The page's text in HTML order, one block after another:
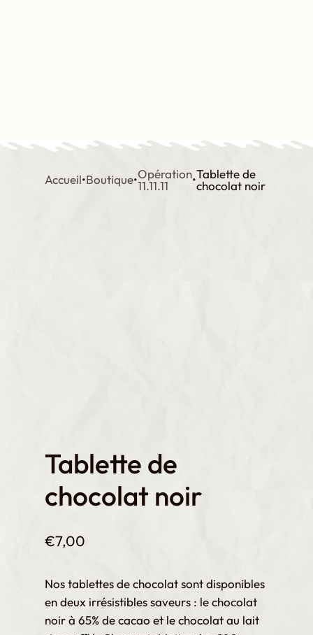
Accueil•Boutique•Opération
11.11.11
•Tablette de
chocolat noir
Tablette de
chocolat noir
€7,00
Nos tablettes de chocolat sont disponibles
en deux irrésistibles saveurs : le chocolat
noir à 65% de cacao et le chocolat au lait